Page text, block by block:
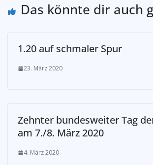
Das könnte dir auch
1.20 auf schmaler Spur
23. März 2020
Zehnter bundesweiter Tag
am 7./8. März 2020
4. März 2020